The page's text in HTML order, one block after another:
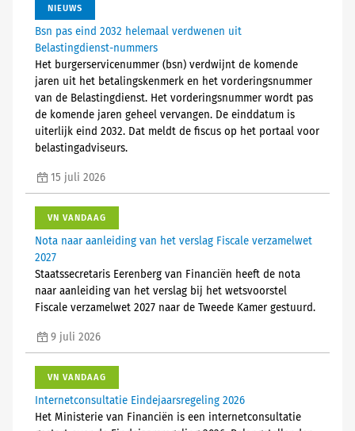
NIEUWS
Bsn pas eind 2032 helemaal verdwenen uit
Belastingdienst-nummers
Het burgerservicenummer (bsn) verdwijnt de komende
jaren uit het betalingskenmerk en het vorderingsnummer
van de Belastingdienst. Het vorderingsnummer wordt pas
de komende jaren geheel vervangen. De einddatum is
uiterlijk eind 2032. Dat meldt de fiscus op het portaal voor
belastingadviseurs.
15 juli 2026
VN VANDAAG
Nota naar aanleiding van het verslag Fiscale verzamelwet
2027
Staatssecretaris Eerenberg van Financiën heeft de nota
naar aanleiding van het verslag bij het wetsvoorstel
Fiscale verzamelwet 2027 naar de Tweede Kamer gestuurd.
9 juli 2026
VN VANDAAG
Internetconsultatie Eindejaarsregeling 2026
Het Ministerie van Financiën is een internetconsultatie